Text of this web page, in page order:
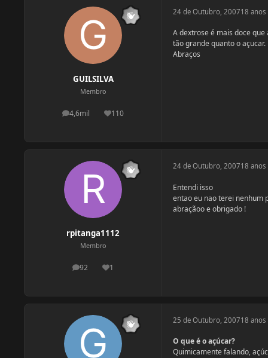
GUILSILVA
Membro
4,6mil
postagens 110
Reputação
24 de Outubro, 200718 anos
A dextrose é mais doce
tão grande quanto o açucar.
Abraços
rpitanga1112
Membro
92
postagens1
Reputação
24 de Outubro, 200718 anos
Entendi isso
entao eu nao terei nenhum
abraçãoo e obrigado !
25 de Outubro, 200718 anos
O que é o açúcar?
Quimicamente falando,